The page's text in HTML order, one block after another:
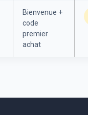
Bienvenue +
code
premier
achat